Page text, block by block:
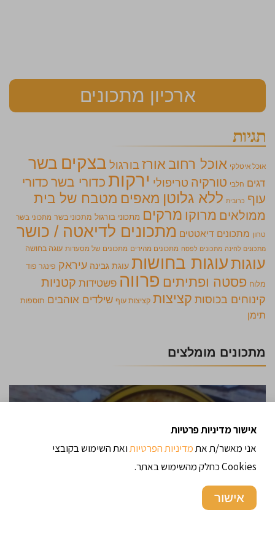
ארכיון מתכונים
תגיות
אוכל איטלקי אוכל רחוב אורזבורגול בצקים בשר
דגים חלבי טורקיה טריפולי ירקות כדורי בשר כדורי
עוף כרובית ללא גלוטן מאפים מטבח של בית
ממולאים מרוקו מרקים מתכוני בורגול מתכוני בשר מתכוני בשר
טחון מתכונים דיאטטים מתכונים לדיאטה / כושר
מתכונים לחינה מתכונים לפסח מתכונים מהירים מתכונים של מסעדות עוגה בחושה
עוגותעוגות בחושות עוגת גבינה עיראק פינגר פוד
מלוח פסטה ופתיתים פרווה פשטידות קטניות
קינוחים בכוסות קציצות קציצות עוף שילדים אוהבים תוספות
תימן
מתכונים מומלצים
דגי דניס בתנור
אישור מדיניות פרטיות
אני מאשר/ת אתמדיניות הפרטיותואת השימוש בקובצי
Cookies כחלק מהשימוש באתר.
אישור